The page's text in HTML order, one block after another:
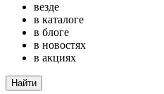
везде
в каталоге
в блоге
в новостях
в акциях
Найти